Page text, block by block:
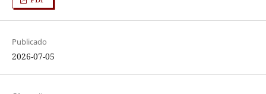
Publicado
2026-07-05